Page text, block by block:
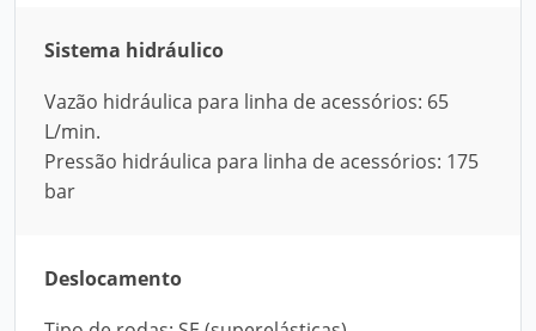
Sistema hidráulico
Vazão hidráulica para linha de acessórios: 65
L/min.
Pressão hidráulica para linha de acessórios: 175
bar
Deslocamento